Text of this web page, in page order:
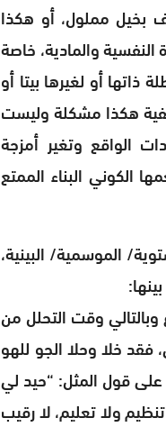
بخيل مملول، أو هكذا
والمادية، خاصة
أو لغيرها بيتا أو
هكذا مشكلة وليست
الواقع وتغير أمزجة
الكوني البناء الممتع
الموسمية/ البينية،
وقت التحلل من
خلا وحلا الجو للهو
على قول المثل: “حيد لي
ولا تعليم، لا رقيب